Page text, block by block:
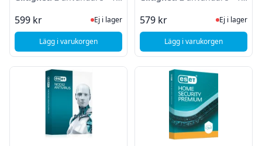
599 kr Ej i lager, besök produktsidan för
Ej i lager
Lägg i varukorgen, ESET Home Security Essential - 2 användare - 1 år -
579 kr Ej i lager,
Ej i lager
Lägg i varukorgen
, ESET Home